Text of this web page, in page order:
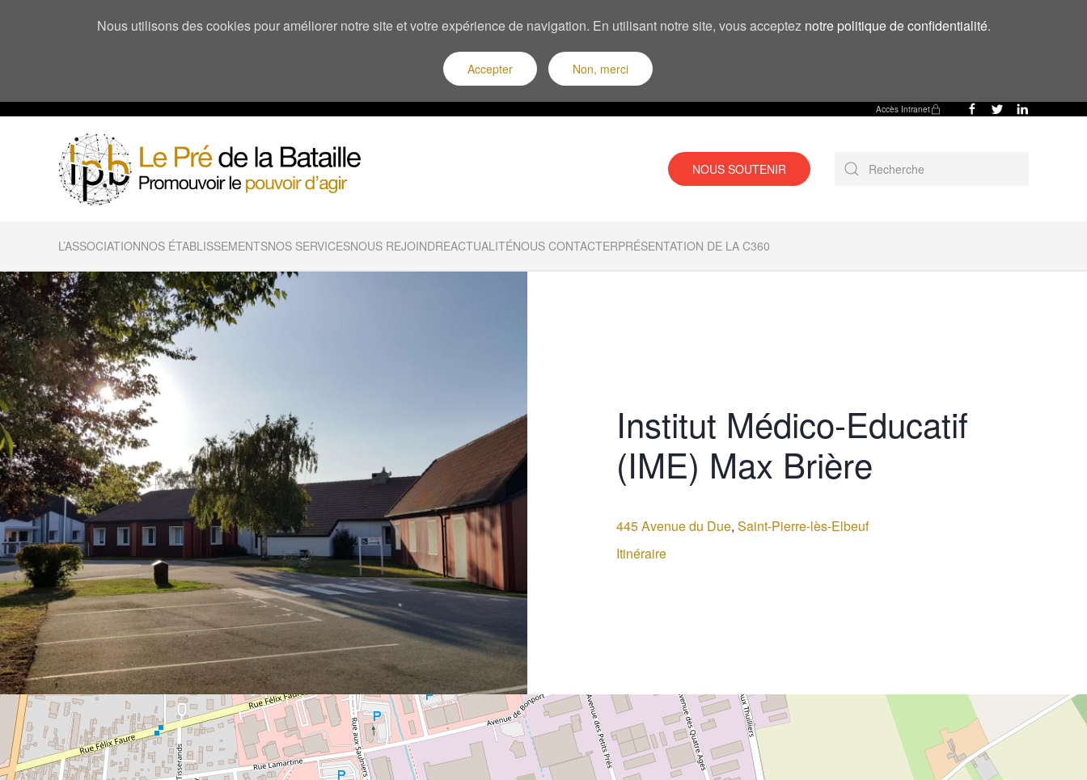
Nous utilisons des cookies pour améliorer notre site et votre expérience de navigation. En utilisant notre site, vous acceptez notre politique de confidentialité.
Accepter Non, merci
Accès Intranet
NOUS SOUTENIR
L’ASSOCIATIONNOS ÉTABLISSEMENTSNOS SERVICESNOUS REJOINDREACTUALITÉNOUS CONTACTERPRÉSENTATION DE LA C360
Institut Médico-Educatif
(IME) Max Brière
445 Avenue du Due, Saint-Pierre-lès-Elbeuf
Itinéraire